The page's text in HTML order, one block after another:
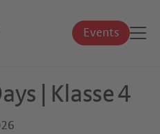
Events
| Klasse 4